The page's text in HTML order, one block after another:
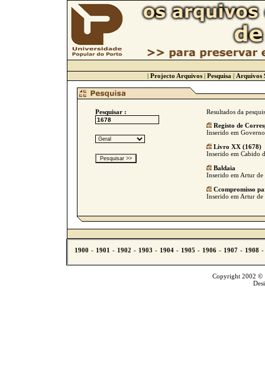
| Projecto Arquivos | Pesquisa | Arquivos
Pesquisar :
Resultados da
Registo de
Inserido em
Livro XX (1678)
Inserido em Cabido
Baldaia
Inserido em Artur de
Ccompromisso
Inserido em Artur de
Copyright 2002 ©